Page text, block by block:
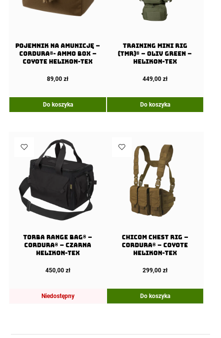
Pojemnik na amunicję –
Cordura®- Ammo Box –
Coyote Helikon-Tex
89,00zł
Do koszyka
Training Mini Rig
(TMR)® – OLIV GREEN –
Helikon-Tex
449,00 zł
Do koszyka
Torba RANGE Bag® –
Cordura® – Czarna
Helikon-Tex
450,00 zł
Niedostępny
Chicom Chest Rig –
Cordura® – Coyote
Helikon-Tex
299,00 zł
Do koszyka